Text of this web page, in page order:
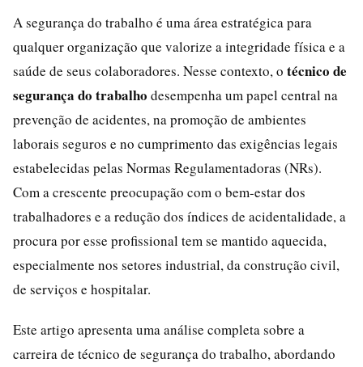
A segurança do trabalho é uma área estratégica para
qualquer organização que valorize a integridade física e a
saúde de seus colaboradores. Nesse contexto, o técnico de
segurança do trabalho desempenha um papel central na
prevenção de acidentes, na promoção de ambientes
laborais seguros e no cumprimento das exigências legais
estabelecidas pelas Normas Regulamentadoras (NRs).
Com a crescente preocupação com o bem-estar dos
trabalhadores e a redução dos índices de acidentalidade, a
procura por esse profissional tem se mantido aquecida,
especialmente nos setores industrial, da construção civil,
de serviços e hospitalar.
Este artigo apresenta uma análise completa sobre a
carreira de técnico de segurança do trabalho, abordando